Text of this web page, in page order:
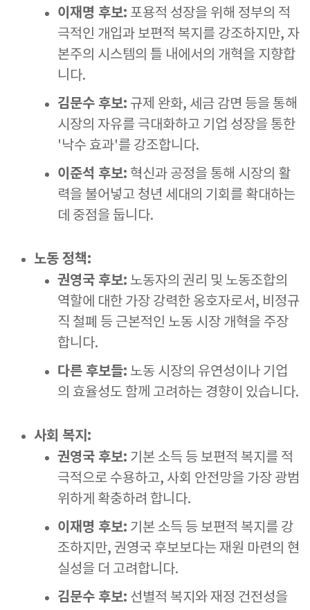
이재명 후보: 포용적 성장을 위해 정부의 적
극적인 개입과 보편적 복지를 강조하지만, 자
본주의 시스템의 틀 내에서의 개혁을 지향합
니다.
김문수 후보: 규제 완화, 세금 감면 등을 통해
시장의 자유를 극대화하고 기업 성장을 통한
'낙수 효과'를 강조합니다.
이준석 후보: 혁신과 공정을 통해 시장의 활
력을 불어넣고 청년 세대의 기회를 확대하는
데 중점을 둡니다.
노동 정책:
권영국 후보: 노동자의 권리 및 노동조합의
역할에 대한 가장 강력한 옹호자로서, 비정규
직 철폐 등 근본적인 노동 시장 개혁을 주장
합니다.
다른 후보들: 노동 시장의 유연성이나 기업
의 효율성도 함께 고려하는 경향이 있습니다.
사회 복지:
권영국 후보: 기본 소득 등 보편적 복지를 적
극적으로 수용하고, 사회 안전망을 가장 광범
위하게 확충하려 합니다.
이재명 후보: 기본 소득 등 보편적 복지를 강
조하지만, 권영국 후보보다는 재원 마련의 현
실성을 더 고려합니다.
김문수 후보: 선별적 복지와 재정 건전성을